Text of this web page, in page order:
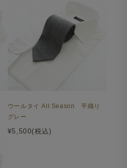
ウールタイ All Season 平織り
グレー
¥5,500(税込)